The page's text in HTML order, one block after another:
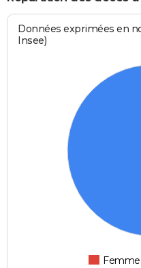
Données exprimées en
Insee)